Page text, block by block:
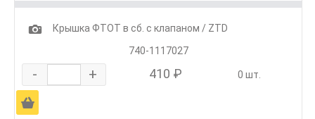
1
Крышка ФТОТ в сб. с клапаном / ZTD
740-1117027
- + 410 ₽ 0 шт.
Ä